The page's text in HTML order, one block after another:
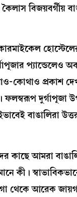
বিজয়বর্গীয়
হোস্টেলের
প্যান্ডেলেও
কোথাও প্রকাশ
ফলস্বরূপ দুর্গাপূজা
বাঙালিরা
কাছে আমরা
কী।
থেকে আরেক